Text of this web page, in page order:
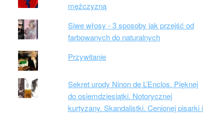
mężczyzną
Siwe włosy - 3 sposoby jak przejść od
farbowanych do naturalnych
Przywitanie
Sekret urody Ninon de L’Enclos. Pięknej
do osiemdziesiątki. Notorycznej
kurtyzany. Skandalistki. Cenionej pisarki i